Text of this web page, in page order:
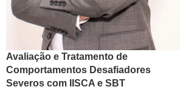
Avaliação e Tratamento de
Comportamentos Desafiadores
Severos com IISCA e SBT